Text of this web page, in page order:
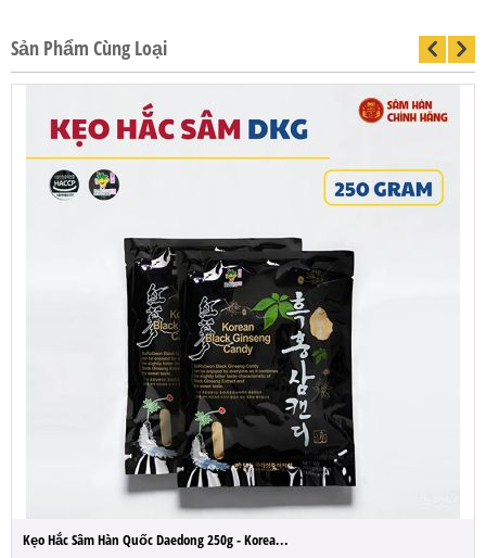
Sản Phẩm Cùng Loại
Kẹo Hắc Sâm Hàn Quốc Daedong 250g - Korea...